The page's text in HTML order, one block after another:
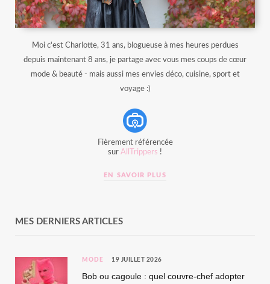
Moi c'est Charlotte, 31 ans, blogueuse à mes heures perdues
depuis maintenant 8 ans, je partage avec vous mes coups de cœur
mode & beauté - mais aussi mes envies déco, cuisine, sport et
voyage :)
Fièrement référencée
sur AllTrippers !
EN SAVOIR PLUS
MES DERNIERS ARTICLES
MODE 19 JUILLET 2026
Bob ou cagoule : quel couvre-chef adopter